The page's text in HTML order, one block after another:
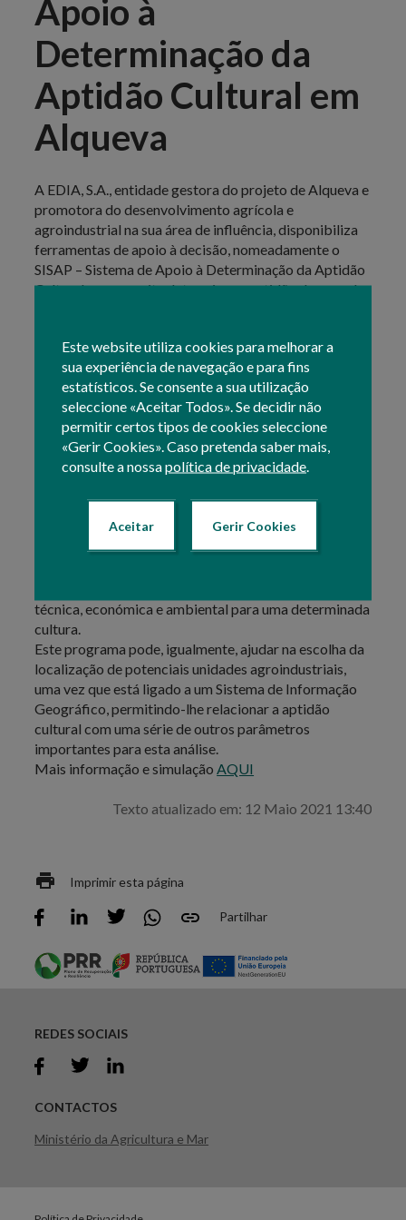
Este website utiliza cookies para melhorar a
sua experiência de navegação e para fins
estatísticos. Se consente a sua utilização
seleccione «Aceitar Todos». Se decidir não
permitir certos tipos de cookies seleccione
«Gerir Cookies». Caso pretenda saber mais,
consulte a nossapolítica de privacidade
Aceitar Gerir Cookies
Apoio à
Determinação da
Aptidão Cultural em
Alqueva
A EDIA, S.A., entidade gestora do projeto de Alqueva e
promotora do desenvolvimento agrícola e
agroindustrial na sua área de influência, disponibiliza
ferramentas de apoio à decisão, nomeadamente o
SISAP – Sistema de Apoio à Determinação da Aptidão
Cultural, que permite determinar a aptidão de um solo
monitorização e gestão da componente hidroagrícola
de Alqueva.
A aptidão (técnica, económica e ambiental) para uma
ou mais culturas, é estabelecida de acordo com uma
chave de classificação em quatro classes: aptidão nula,
aptidão reduzida, aptidão moderada e aptidão
elevada.
Évora) cobrindo uma área de cerca de 920 000
hectares.
técnica, económica e ambiental para uma determinada
cultura.
Este programa pode, igualmente, ajudar na escolha da
localização de potenciais unidades agroindustriais,
uma vez que está ligado a um Sistema de Informação
Geográfico, permitindo-lhe relacionar a aptidão
cultural com uma série de outros parâmetros
importantes para esta análise.
Mais informação e simulaçãoAQUI
Texto atualizado em: 12 Maio 2021 13:40
Imprimir esta página
Partilhar
REDES SOCIAIS
CONTACTOS
Ministério da Agricultura e Mar